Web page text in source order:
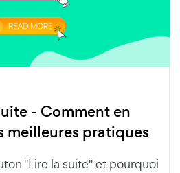
- Comment en
meilleures pratiques
"Lire la suite" et pourquoi